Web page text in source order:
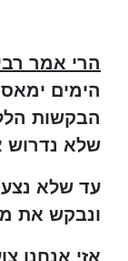
הרי אמר
הימים
הבקשות
שלא נדרוש
עד שלא
ונבקש את
אזי אנחנו